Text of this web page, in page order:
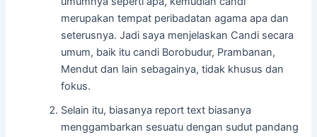
merupakan tempat peribadatan agama apa dan
seterusnya. Jadi saya menjelaskan Candi secara
umum, baik itu candi Borobudur, Prambanan,
Mendut dan lain sebagainya, tidak khusus dan
fokus.
Selain itu, biasanya report text biasanya
menggambarkan sesuatu dengan sudut pandang